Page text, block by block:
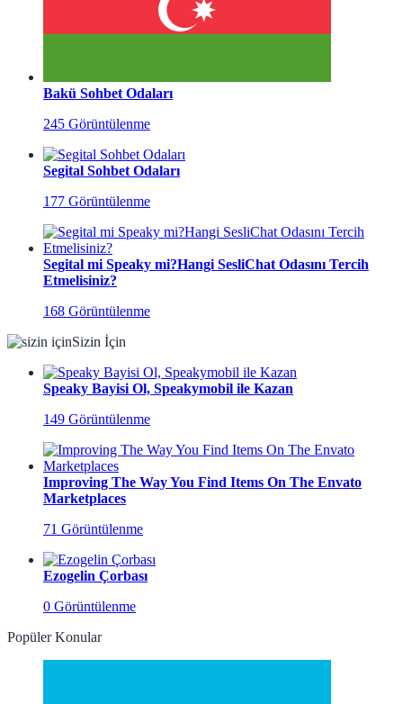
Bakü Sohbet Odaları
245 Görüntülenme
Segital Sohbet Odaları
177 Görüntülenme
Segital mi Speaky mi?Hangi SesliChat Odasını Tercih
Etmelisiniz?
168 Görüntülenme
Sizin İçin
Speaky Bayisi Ol, Speakymobil ile Kazan
149 Görüntülenme
Improving The Way You Find Items On The Envato
Marketplaces
71 Görüntülenme
Ezogelin Çorbası
0 Görüntülenme
Popüler Konular